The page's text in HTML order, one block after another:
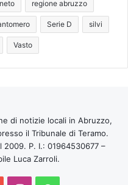
regione abruzzo
Serie D silvi
Vasto
di notizie locali in Abruzzo,
il Tribunale di Teramo.
P. I.: 01964530677 –
Luca Zarroli.